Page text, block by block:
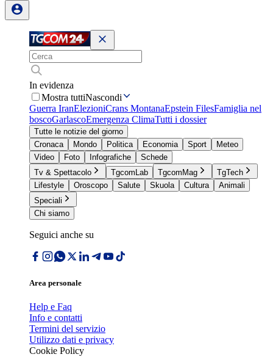
In evidenza
Mostra tuttiNascondi
Guerra IranElezioniCrans MontanaEpstein FilesFamiglia nel
boscoGarlascoEmergenza ClimaTutti i dossier
Tutte le notizie del giorno
Cronaca
Mondo Politica Economia Sport
Meteo
Video
Foto Infografiche
Schede
Tv & Spettacolo
TgcomLab TgcomMag
TgTech
Lifestyle
Oroscopo Salute Skuola Cultura
Animali
Speciali
Chi siamo
Seguici anche su
Area personale
Help e Faq
Info e contatti
Termini del servizio
Utilizzo dati e privacy
Cookie Policy